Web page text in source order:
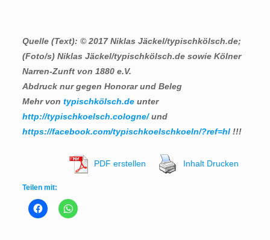
Quelle (Text): © 2017 Niklas Jäckel/typischkölsch.de;
(Foto/s) Niklas Jäckel/typischkölsch.de sowie Kölner
Narren-Zunft von 1880 e.V.
Abdruck nur gegen Honorar und Beleg
Mehr von typischkölsch.deunter
http://typischkoelsch.cologne/und
https://facebook.com/typischkoelschkoeln/?ref=hl!!!
PDF erstellen Inhalt Drucken
Teilen mit: